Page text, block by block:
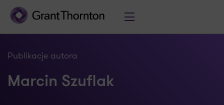
Publikacje autora
Marcin Szuflak